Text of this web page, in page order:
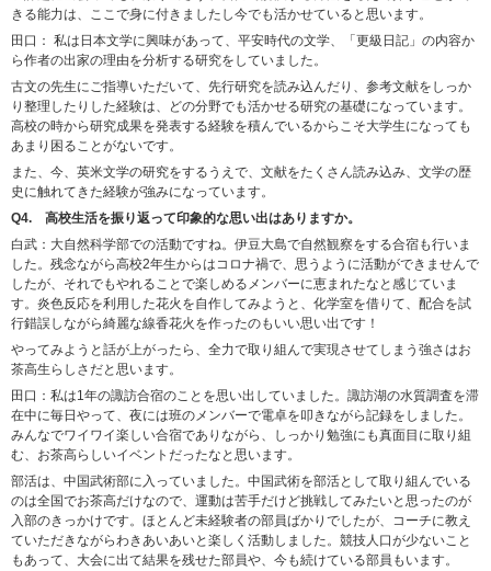
きる能力は、ここで身に付きましたし今でも活かせていると思います。
田口： 私は日本文学に興味があって、平安時代の文学、「更級日記」の内容か
ら作者の出家の理由を分析する研究をしていました。
古文の先生にご指導いただいて、先行研究を読み込んだり、参考文献をしっか
り整理したりした経験は、どの分野でも活かせる研究の基礎になっています。
高校の時から研究成果を発表する経験を積んでいるからこそ大学生になっても
あまり困ることがないです。
また、今、英米文学の研究をするうえで、文献をたくさん読み込み、文学の歴
史に触れてきた経験が強みになっています。
Q4. 高校生活を振り返って印象的な思い出はありますか。
白武：大自然科学部での活動ですね。伊豆大島で自然観察をする合宿も行いま
した。残念ながら高校2年生からはコロナ禍で、思うように活動ができませんで
したが、それでもやれることで楽しめるメンバーに恵まれたなと感じていま
す。炎色反応を利用した花火を自作してみようと、化学室を借りて、配合を試
行錯誤しながら綺麗な線香花火を作ったのもいい思い出です！
やってみようと話が上がったら、全力で取り組んで実現させてしまう強さはお
茶高生らしさだと思います。
田口：私は1年の諏訪合宿のことを思い出していました。諏訪湖の水質調査を滞
在中に毎日やって、夜には班のメンバーで電卓を叩きながら記録をしました。
みんなでワイワイ楽しい合宿でありながら、しっかり勉強にも真面目に取り組
む、お茶高らしいイベントだったなと思います。
部活は、中国武術部に入っていました。中国武術を部活として取り組んでいる
のは全国でお茶高だけなので、運動は苦手だけど挑戦してみたいと思ったのが
入部のきっかけです。ほとんど未経験者の部員ばかりでしたが、コーチに教え
ていただきながらわきあいあいと楽しく活動しました。競技人口が少ないこと
もあって、大会に出て結果を残せた部員や、今も続けている部員もいます。